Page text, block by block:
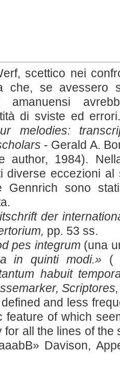
scettico nei
che, se avessero
amanuensi
di sviste ed
melodies:
- Gerald A.
author, 1984).
diverse eccezioni
Gennrich sono
der
pp. 53 ss.
pes integrum (una
in quinti modi.» (
habuit
and less
feature of which
for all the lines of the
Davison,